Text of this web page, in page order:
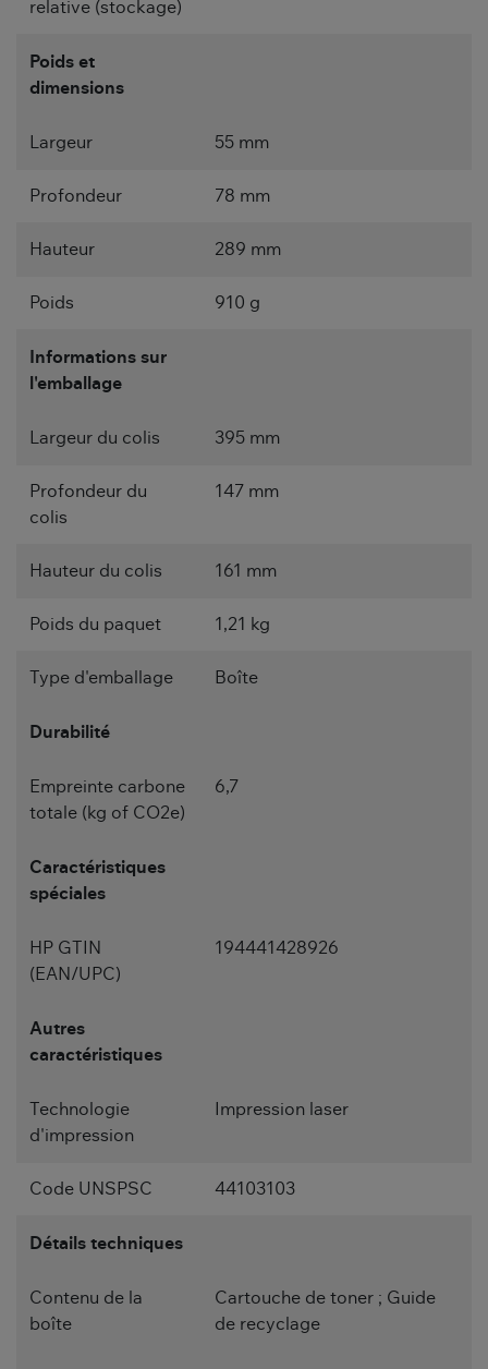
relative (stockage)
Poids et
dimensions
Largeur 55 mm
Profondeur 78 mm
Hauteur 289 mm
Poids 910 g
Informations sur
l'emballage
Largeur du colis 395 mm
Profondeur du
colis
147 mm
Hauteur du colis 161 mm
Poids du paquet 1,21 kg
Type d'emballage Boîte
Durabilité
Empreinte carbone
totale (kg of CO2e)
6,7
Caractéristiques
spéciales
HP GTIN
(EAN/UPC)
194441428926
Autres
caractéristiques
Technologie
d'impression
Impression laser
Code UNSPSC 44103103
Détails techniques
Contenu de la
boîte
Cartouche de toner ; Guide
de recyclage